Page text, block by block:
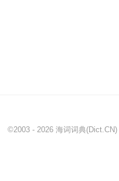
©2003 - 2026 海词词典